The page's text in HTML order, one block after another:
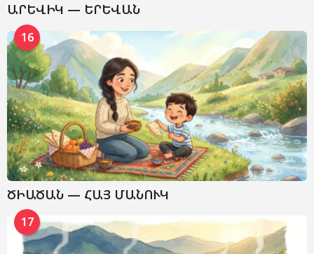
ԱՐԵՎԻԿ — ԵՐԵՎԱՆ
16
ԾԻԱԾԱՆ — ՀԱՅ ՄԱՆՈՒԿ
17